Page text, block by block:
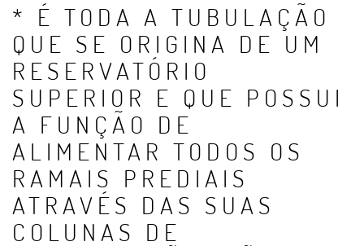
* É TODA A TUBULAÇÃO
QUE SE ORIGINA DE UM
RESERVATÓRIO
SUPERIOR E QUE POSSUI
A FUNÇÃO DE
ALIMENTAR TODOS OS
RAMAIS PREDIAIS
ATRAVÉS DAS SUAS
COLUNAS DE